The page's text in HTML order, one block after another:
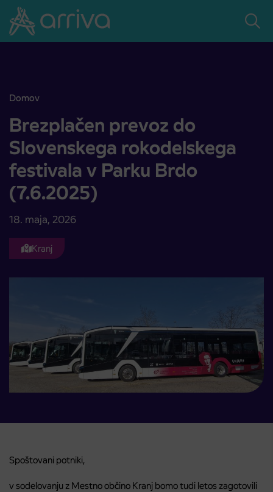
Skoči na vsebino
Domov
Brezplačen prevoz do Slovenskega rokodelskega festivala v Parku
Brezplačen prevoz do
Slovenskega rokodelskega
festivala v Parku Brdo
(7.6.2025)
18. maja, 2026
Kranj
Spoštovani potniki,
v sodelovanju z Mestno občino Kranj bomo tudi letos zagotovili